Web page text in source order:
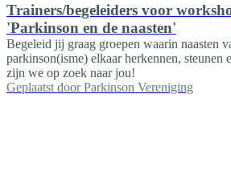
Trainers/begeleiders voor
'Parkinson en de naasten'
Begeleid jij graag groepen waarin naasten
parkinson(isme) elkaar herkennen, steunen
zijn we op zoek naar jou!
Geplaatst door Parkinson Vereniging